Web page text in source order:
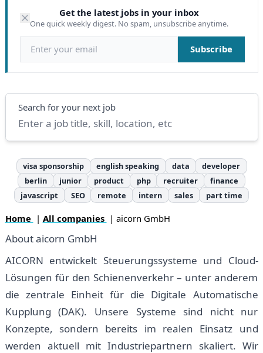
Get the latest jobs in your inbox
One quick weekly digest. No spam, unsubscribe anytime.
Email address Subscribe
Search
Search for your next job
visa sponsorship english speaking data
developer
berlin
junior product php recruiter
finance
javascript
SEO remote intern sales part time
Home | All companies | aicorn GmbH
About aicorn GmbH
AICORN entwickelt Steuerungssysteme und Cloud-
Lösungen für den Schienenverkehr – unter anderem
die zentrale Einheit für die Digitale Automatische
Kupplung (DAK). Unsere Systeme sind nicht nur
Konzepte, sondern bereits im realen Einsatz und
werden aktuell mit Industriepartnern skaliert. Wir